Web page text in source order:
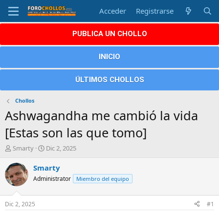
Acceder Registrarse
PUBLICA UN CHOLLO
INICIO
ÚLTIMOS CHOLLOS
Chollos
Ashwagandha me cambió la vida
[Estas son las que tomo]
A
t
o
r
Smarty
F
c
h
a
i
Dic 2, 2025
Smarty
Administrator Miembro del equipo
Dic 2, 2025 #1